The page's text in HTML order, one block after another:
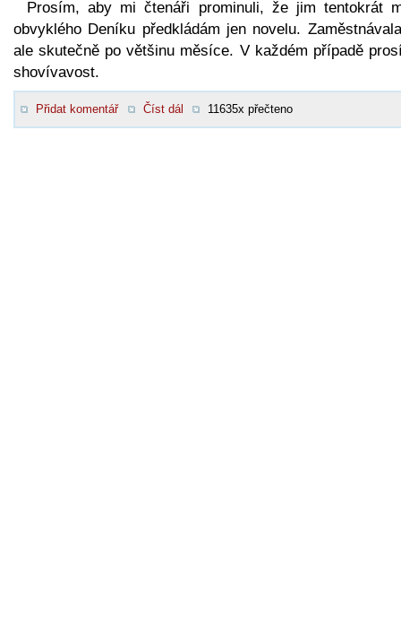
Prosím, aby mi čtenáři prominuli, že jim tentokrát
obvyklého Deníku předkládám jen novelu.
ale skutečně po většinu měsíce. V každém případě
shovívavost.
Přidat komentář Číst dál 11635x přečteno